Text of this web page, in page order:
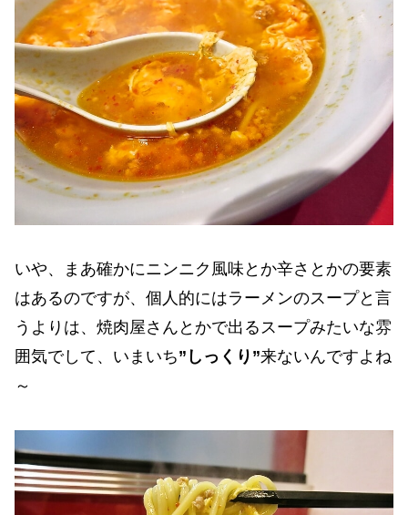
いや、まあ確かにニンニク風味とか辛さとかの要素
はあるのですが、個人的にはラーメンのスープと言
うよりは、焼肉屋さんとかで出るスープみたいな雰
囲気でして、いまいち”しっくり”来ないんですよね
～